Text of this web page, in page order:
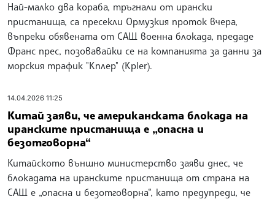
Най-малко два кораба, тръгнали от ирански
пристанища, са пресекли Ормузкия проток вчера,
въпреки обявената от САЩ военна блокада, предаде
Франс прес, позовавайки се на компанията за данни за
морския трафик "Кплер" (Kpler).
14.04.2026 11:25
Китай заяви, че американската блокада на
иранските пристанища е „опасна и
безотговорна“
Китайското външно министерство заяви днес, че
блокадата на иранските пристанища от страна на
САЩ е „опасна и безотговорна“, като предупреди, че